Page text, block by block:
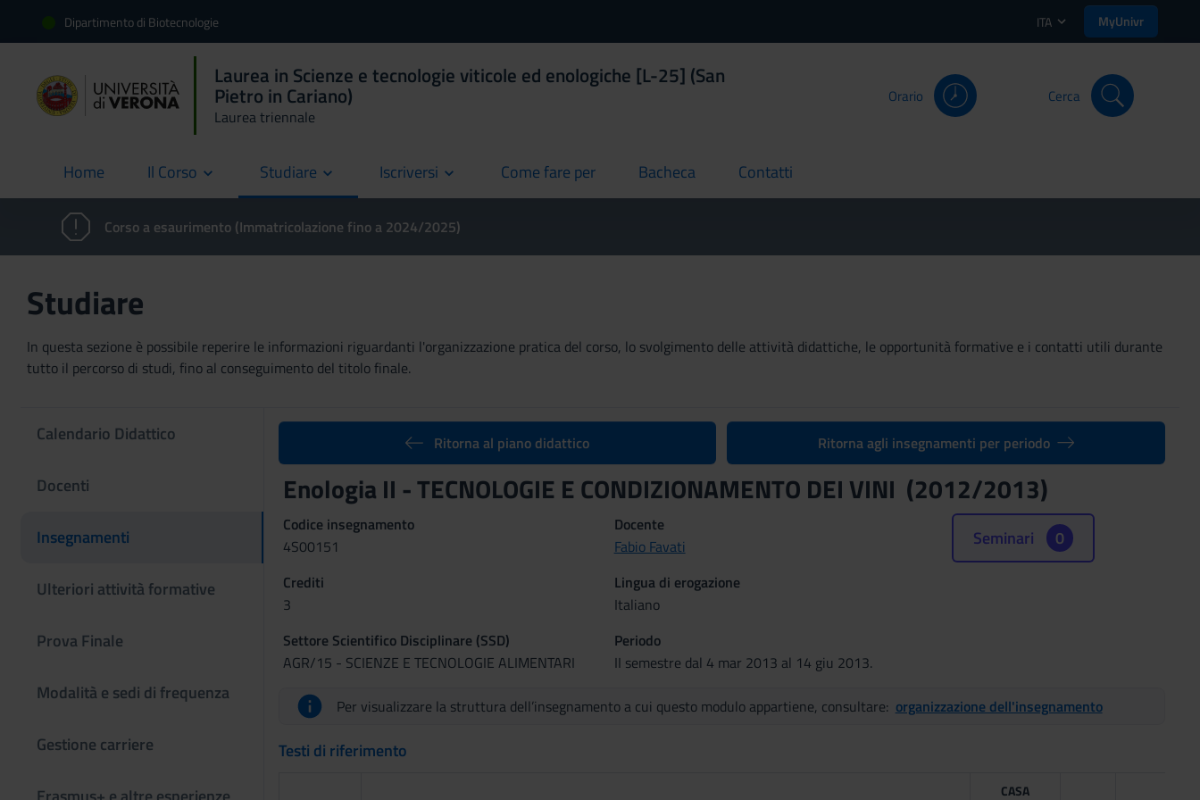
Dipartimento di Biotecnologie ITA MyUnivr
Laurea in Scienze e tecnologie viticole ed enologiche [L-25] (San
Pietro in Cariano)
Laurea triennale
Orario Cerca
Home
current Il Corso Studiare Iscriversi Come fare per
current Bacheca
current Contatti
current
Corso a esaurimento (Immatricolazione fino a 2024/2025)
Studiare
In questa sezione è possibile reperire le informazioni riguardanti l'organizzazione pratica del corso, lo svolgimento delle attività didattiche, le opportunità formative e i contatti utili durante
tutto il percorso di studi, fino al conseguimento del titolo finale.
Calendario Didattico
Docenti
Insegnamenti
Ulteriori attività formative
Prova Finale
Modalità e sedi di frequenza
Gestione carriere
Ritorna al piano didattico Ritorna agli insegnamenti per periodo
Enologia II - TECNOLOGIE E CONDIZIONAMENTO DEI VINI (2012/2013)
Codice insegnamento
4S00151
Docente
Fabio Favati
Crediti
3
Lingua di erogazione
Italiano
Settore Scientifico Disciplinare (SSD)
AGR/15 - SCIENZE E TECNOLOGIE ALIMENTARI
Periodo
II semestre dal 4 mar 2013 al 14 giu 2013.
Seminari 0
Per visualizzare la struttura dell’insegnamento a cui questo modulo appartiene, consultare: organizzazione dell'insegnamento
Testi di riferimento
CASA